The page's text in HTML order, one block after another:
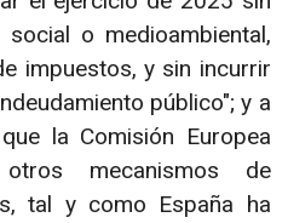
o medioambiental,
impuestos, y sin incurrir
público"; y a
la Comisión Europea
mecanismos de
tal y como España ha